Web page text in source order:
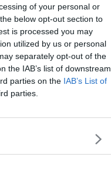
of your personal or
below opt-out section to
is processed you may
utilized by us or personal
separately opt-out of the
the IAB’s list of downstream
parties on the IAB’s List of
parties.